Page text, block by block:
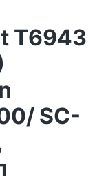
T6943
SC-